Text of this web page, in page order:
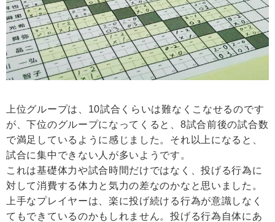
上位グループは、10試合くらいは難なくこなせるのです
が、下位のグループになってくると、8試合前後の試合数
で満足しているように感じました。それ以上になると、
試合に集中できない人が多いようです。
これは基礎体力や試合時間だけではなく、投げる行為に
対して消費する体力と気力の差なのかなと思いました。
上手なプレイヤーは、楽に投げ続ける行為が意識しなく
てもできているのかもしれません。投げる行為自体にあ